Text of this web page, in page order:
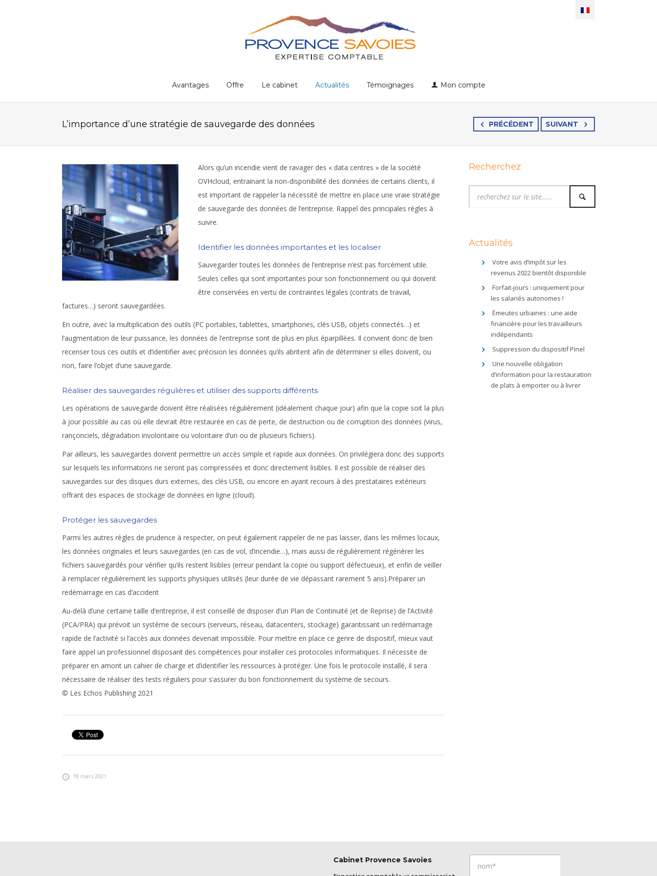
Avantages Offre Le cabinet Actualités Témoignages Mon compte
PRÉCÉDENT SUIVANT
L’importance d’une stratégie de sauvegarde des données
Alors qu’un incendie vient de ravager des « data centres » de la société
OVHcloud, entrainant la non-disponibilité des données de certains clients, il
est important de rappeler la nécessité de mettre en place une vraie stratégie
de sauvegarde des données de l’entreprise. Rappel des principales règles à
suivre.
Identifier les données importantes et les localiser
Sauvegarder toutes les données de l’entreprise n’est pas forcément utile.
Seules celles qui sont importantes pour son fonctionnement ou qui doivent
être conservées en vertu de contraintes légales (contrats de travail,
factures…) seront sauvegardées.
En outre, avec la multiplication des outils (PC portables, tablettes, smartphones, clés USB, objets connectés…) et
l’augmentation de leur puissance, les données de l’entreprise sont de plus en plus éparpillées. Il convient donc de bien
recenser tous ces outils et d’identifier avec précision les données qu’ils abritent afin de déterminer si elles doivent, ou
non, faire l’objet d’une sauvegarde.
Réaliser des sauvegardes régulières et utiliser des supports différents
Les opérations de sauvegarde doivent être réalisées régulièrement (idéalement chaque jour) afin que la copie soit la plus
à jour possible au cas où elle devrait être restaurée en cas de perte, de destruction ou de corruption des données (virus,
rançonciels, dégradation involontaire ou volontaire d’un ou de plusieurs fichiers).
Par ailleurs, les sauvegardes doivent permettre un accès simple et rapide aux données. On privilégiera donc des supports
sur lesquels les informations ne seront pas compressées et donc directement lisibles. Il est possible de réaliser des
sauvegardes sur des disques durs externes, des clés USB, ou encore en ayant recours à des prestataires extérieurs
offrant des espaces de stockage de données en ligne (cloud).
Protéger les sauvegardes
Parmi les autres règles de prudence à respecter, on peut également rappeler de ne pas laisser, dans les mêmes locaux,
les données originales et leurs sauvegardes (en cas de vol, d’incendie…), mais aussi de régulièrement régénérer les
fichiers sauvegardés pour vérifier qu’ils restent lisibles (erreur pendant la copie ou support défectueux), et enfin de veiller
à remplacer régulièrement les supports physiques utilisés (leur durée de vie dépassant rarement 5 ans).Préparer un
redémarrage en cas d’accident
Au-delà d’une certaine taille d’entreprise, il est conseillé de disposer d’un Plan de Continuité (et de Reprise) de l’Activité
(PCA/PRA) qui prévoit un système de secours (serveurs, réseau, datacenters, stockage) garantissant un redémarrage
rapide de l’activité si l’accès aux données devenait impossible. Pour mettre en place ce genre de dispositif, mieux vaut
faire appel un professionnel disposant des compétences pour installer ces protocoles informatiques. Il nécessite de
préparer en amont un cahier de charge et d’identifier les ressources à protéger. Une fois le protocole installé, il sera
nécessaire de réaliser des tests réguliers pour s’assurer du bon fonctionnement du système de secours.
© Les Echos Publishing 2021
18 mars 2021
Recherchez
Actualités
Votre avis d’impôt sur les
revenus 2022 bientôt disponible
Forfait-jours : uniquement pour
les salariés autonomes !
Émeutes urbaines : une aide
financière pour les travailleurs
indépendants
Suppression du dispositif Pinel
Une nouvelle obligation
d’information pour la restauration
de plats à emporter ou à livrer
Cabinet Provence Savoies